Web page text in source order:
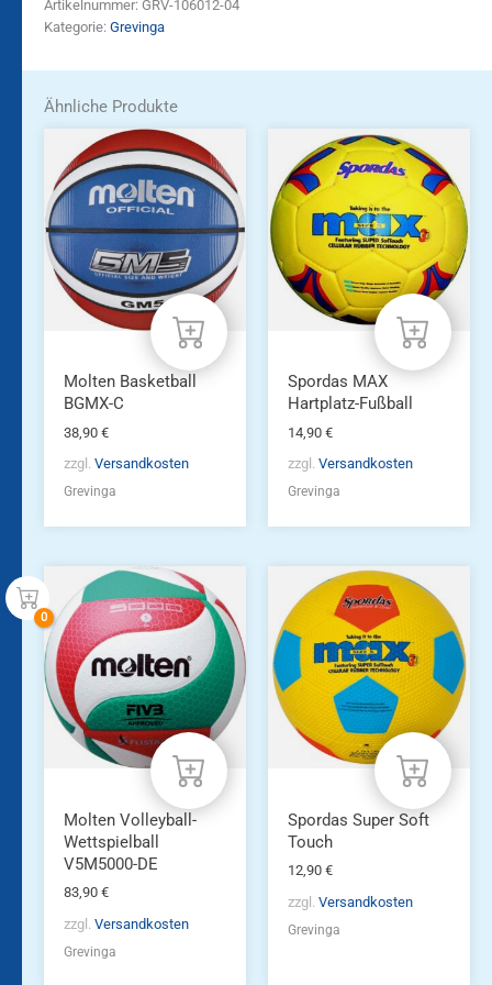
Artikelnummer: GRV-106012-04
Kategorie: Grevinga
Ähnliche Produkte
Molten Basketball
BGMX-C
38,90 €
zzgl. Versandkosten
Grevinga
Spordas MAX
Hartplatz-Fußball
14,90 €
zzgl. Versandkosten
Grevinga
Molten Volleyball-
Wettspielball
V5M5000-DE
83,90 €
zzgl. Versandkosten
Grevinga
Spordas Super Soft
Touch
12,90 €
zzgl. Versandkosten
Grevinga